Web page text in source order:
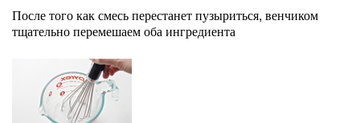
После того как смесь перестанет пузыриться, венчиком
тщательно перемешаем оба ингредиента